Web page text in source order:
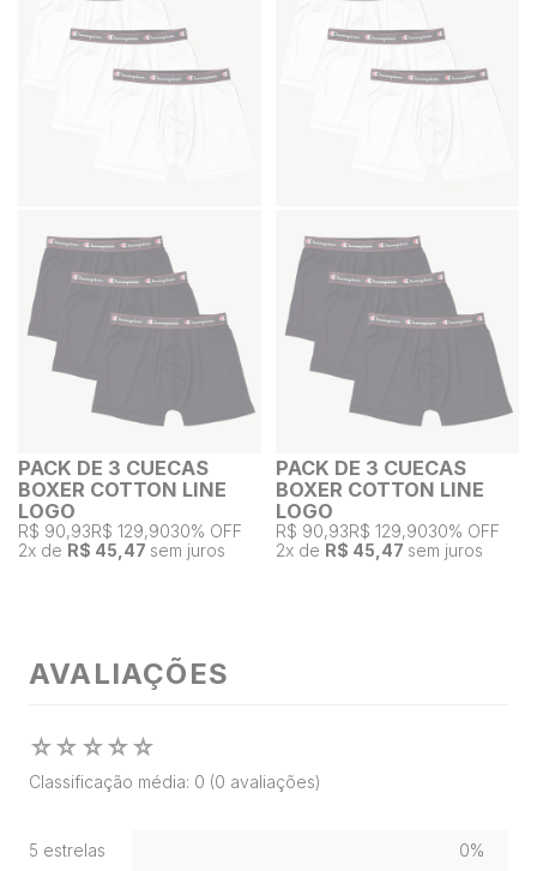
PACK DE 3 CUECAS
BOXER COTTON LINE
LOGO
R$ 90,93R$ 129,9030% OFF
2x de R$ 45,47 sem juros
PACK DE 3 CUECAS
BOXER COTTON LINE
LOGO
R$ 90,93R$ 129,9030% OFF
2x de R$ 45,47 sem juros
AVALIAÇÕES
☆☆ ☆☆☆
Classificação média: 0 (0 avaliações)
5 estrelas 0%